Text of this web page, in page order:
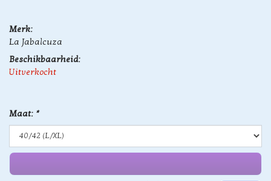
Merk:
La Jabalcuza
Beschikbaarheid:
Uitverkocht
Maat: *